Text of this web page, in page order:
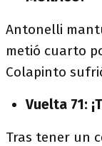
Antonelli
metió cuarto
Colapinto
Vuelta 71:
Tras tener un